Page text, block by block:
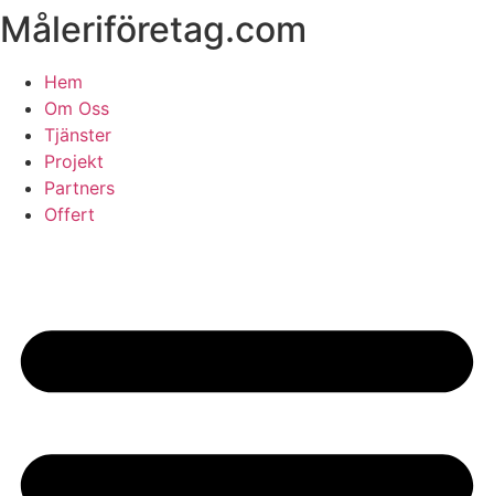
Skip
to
content
Måleriföretag.com
Hem
Om Oss
Tjänster
Projekt
Partners
Offert